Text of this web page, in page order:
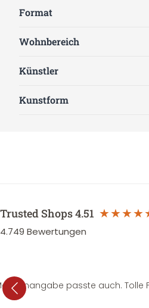
Format
Wohnbereich
Künstler
Kunstform
Trusted Shops4.51
4.749 Bewertungen
passte auch. Tolle